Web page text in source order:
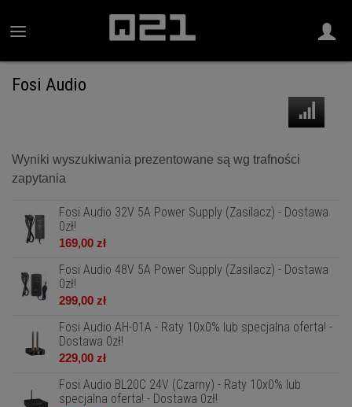
Fosi Audio
Wyniki wyszukiwania prezentowane są wg trafności
zapytania
Fosi Audio 32V 5A Power Supply (Zasilacz) - Dostawa
0zł!
169,00 zł
Fosi Audio 48V 5A Power Supply (Zasilacz) - Dostawa
0zł!
299,00 zł
Fosi Audio AH-01A - Raty 10x0% lub specjalna oferta! -
Dostawa 0zł!
229,00 zł
Fosi Audio BL20C 24V (Czarny) - Raty 10x0% lub
specjalna oferta! - Dostawa 0zł!